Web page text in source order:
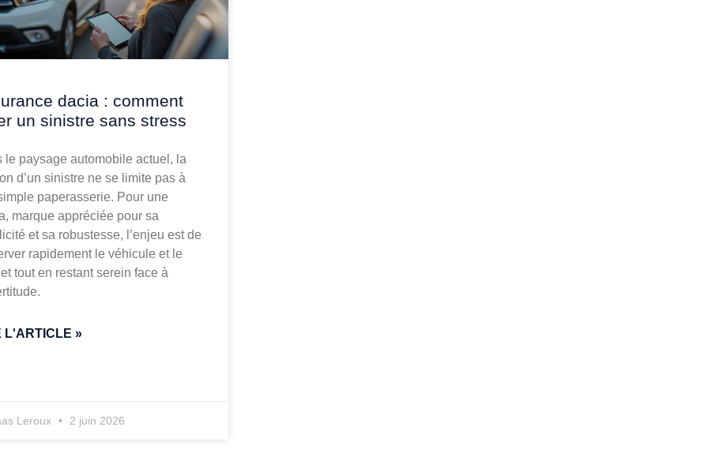
dacia : comment
un sinistre sans stress
le paysage automobile actuel, la
d’un sinistre ne se limite pas à
paperasserie. Pour une
marque appréciée pour sa
et sa robustesse, l’enjeu est de
rapidement le véhicule et le
tout en restant serein face à
L'ARTICLE »
Leroux 2 juin 2026